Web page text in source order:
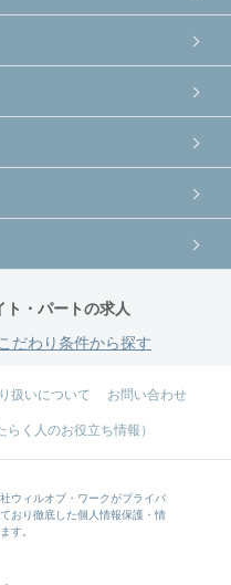
・パートの求人
こだわり条件から探す
扱いについて お問い合わせ
く人のお役立ち情報）
ウィルオブ・ワークがプライバ
おり徹底した個人情報保護・情
す。